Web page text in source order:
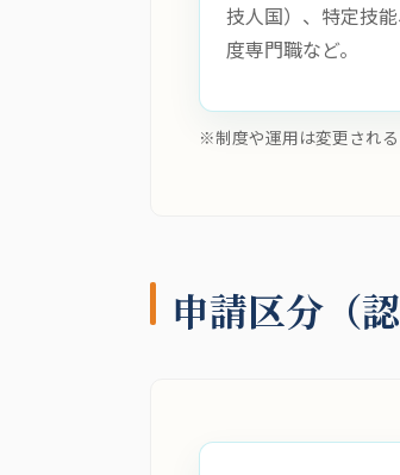
技人国）、特定技
度専門職など。
※制度や運用は変更される
申請区分（